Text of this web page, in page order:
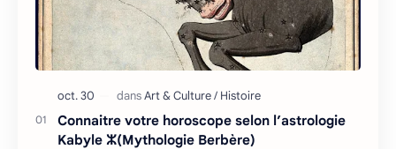
Connaitre votre horoscope selon l’astrologie
Kabyle ⵣ(Mythologie Berbère)